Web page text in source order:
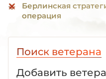
Берлинская
операция
Поиск ветерана
Добавить